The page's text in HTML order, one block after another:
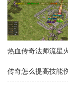
传奇怎么提高技能